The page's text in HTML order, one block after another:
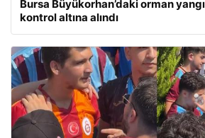
Bursa Büyükorhan’daki orman
kontrol altına alındı